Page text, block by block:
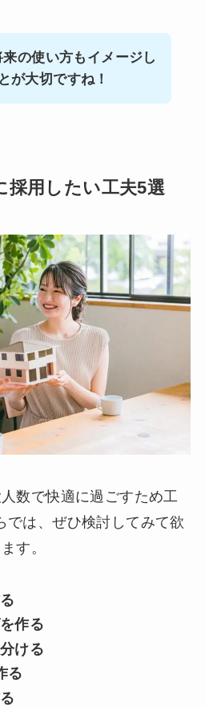
来の使い方もイメージし
が大切ですね！
採用したい工夫5選
数で快適に過ごすため工
では、ぜひ検討してみて欲
す。
作る
ける
る